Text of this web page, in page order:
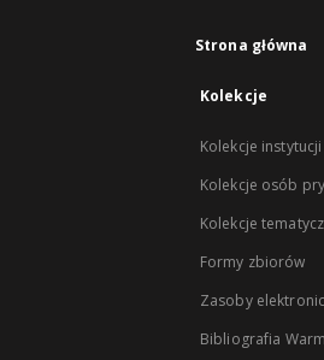
Strona główna
Kolekcje
Kolekcje instytucji
Kolekcje osób
Kolekcje
Formy zbiorów
Zasoby
Bibliografia